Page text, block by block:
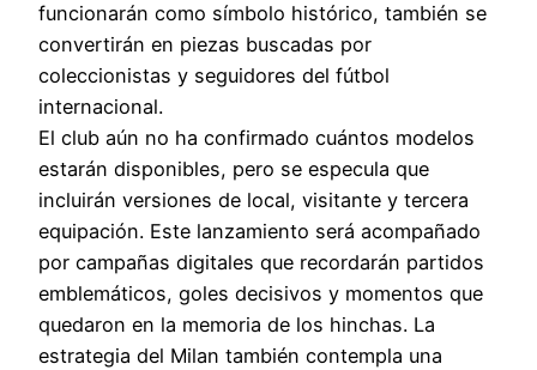
funcionarán como símbolo histórico, también se
convertirán en piezas buscadas por
coleccionistas y seguidores del fútbol
internacional.
El club aún no ha confirmado cuántos modelos
estarán disponibles, pero se especula que
incluirán versiones de local, visitante y tercera
equipación. Este lanzamiento será acompañado
por campañas digitales que recordarán partidos
emblemáticos, goles decisivos y momentos que
quedaron en la memoria de los hinchas. La
estrategia del Milan también contempla una